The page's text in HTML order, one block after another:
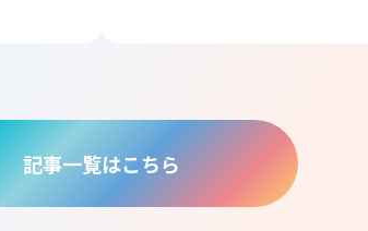
記事一覧はこちら